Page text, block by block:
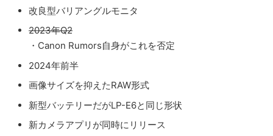
改良型バリアングルモニタ
2023年Q2
・Canon Rumors自身がこれを否定
2024年前半
画像サイズを抑えたRAW形式
新型バッテリーだがLP-E6と同じ形状
新カメラアプリが同時にリリース